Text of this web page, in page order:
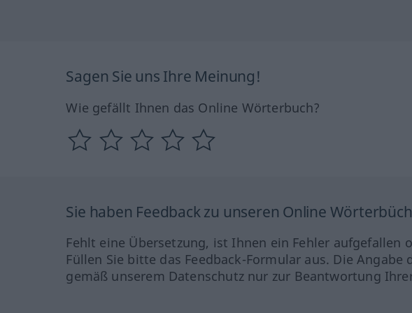
Sagen Sie uns Ihre Meinung!
Wie gefällt Ihnen das Online Wörterbuch?
Sie haben Feedback zu unseren Online
Fehlt eine Übersetzung, ist Ihnen ein Fehler aufgefallen
Füllen Sie bitte das Feedback-Formular aus. Die
gemäß unserem Datenschutz nur zur Beantwortung